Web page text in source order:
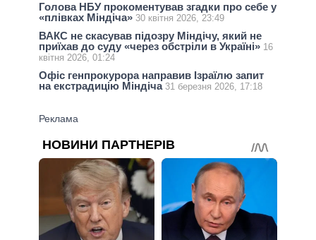
Голова НБУ прокоментував згадки про себе у
«плівках Міндіча» 30 квітня 2026, 23:49
ВАКС не скасував підозру Міндічу, який не
приїхав до суду «через обстріли в Україні» 16
квітня 2026, 01:24
Офіс генпрокурора направив Ізраїлю запит
на екстрадицію Міндіча 31 березня 2026, 17:18